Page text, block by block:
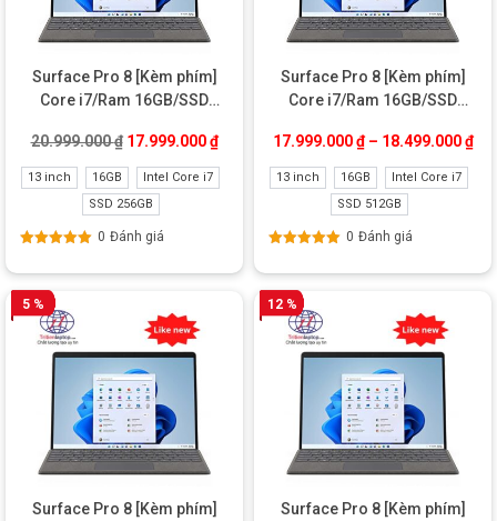
Surface Pro 8 [Kèm phím]
Core i7/Ram 16GB/SSD
20.999.000₫ Giá gốc là: 20.999.000 ₫.
17.999.000₫Giá hiện tại là: 17.999.000 ₫.
13 inch 16GB
Intel Core i7
SSD 256GB
0 Đánh giá
Surface Pro 8 [Kèm phím]
Core i7/Ram 16GB/SSD
17.999.000₫– 18.499.000₫
13 inch 16GB
Intel Core i7
SSD 512GB
0 Đánh giá
5 %
Surface Pro 8 [Kèm phím]
12 %
Surface Pro 8 [Kèm phím]